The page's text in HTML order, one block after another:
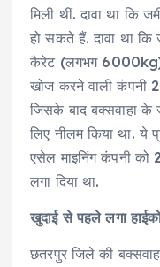
मिली थीं. दावा था कि
हो सकते हैं. दावा था
कैरेट (लगभग 6000kg)
खोज करने वाली कंपनी
जिसके बाद बक्सवाहा के
लिए नीलम किया था. ये
एसेल माइनिंग कंपनी को
लगा दिया था.
खुदाई से पहले लगा
छतरपुर जिले की